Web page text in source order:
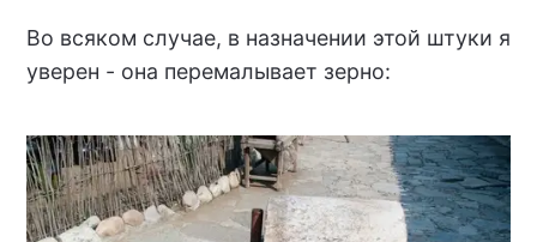
Во всяком случае, в назначении этой штуки я
уверен - она перемалывает зерно: